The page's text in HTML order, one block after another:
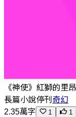
《神使》紅獅的里昂
長篇小說停刊 奇幻
2.35萬字
1 1